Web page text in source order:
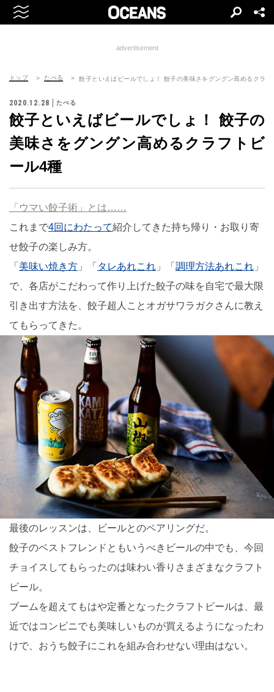
advertisement
トップ たべる 餃子といえばビールでしょ！ 餃子の美味さをグングン高めるクラフ
2020.12.28 たべる
餃子といえばビールでしょ！ 餃子の
美味さをグングン高めるクラフトビ
ール4種
「ウマい餃子術」とは……
これまで4回にわたって紹介してきた持ち帰り・お取り寄
せ餃子の楽しみ方。
「 美味い焼き方 」「 タレあれこれ 」「 調理方法あれこれ 」
で、各店がこだわって作り上げた餃子の味を自宅で最大限
引き出す方法を、餃子超人ことオガサワラガクさんに教え
てもらってきた。
最後のレッスンは、ビールとのペアリングだ。
餃子のベストフレンドともいうべきビールの中でも、今回
チョイスしてもらったのは味わい香りさまざまなクラフト
ビール。
ブームを超えてもはや定番となったクラフトビールは、最
近ではコンビニでも美味しいものが買えるようになったわ
けで、おうち餃子にこれを組み合わせない理由はない。